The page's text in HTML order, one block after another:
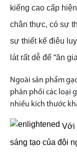
kiếng cao cấp
chân thực, có sự
sự thiết kế điêu
lát rất dễ để “ăn
Ngoài sản phẩm
phân phối các loại
nhiều kích thước
Với
sáng tạo của đội